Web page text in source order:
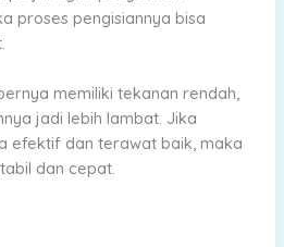
proses pengisiannya bisa
memiliki tekanan rendah,
jadi lebih lambat. Jika
efektif dan terawat baik, maka
dan cepat.